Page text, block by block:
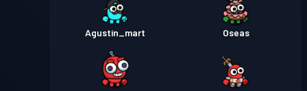
Agustin_mart Oseas